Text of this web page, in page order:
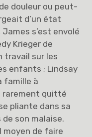
douleur ou peut-
d’un état
s’est envolé
Krieger de
travail sur les
enfants ; Lindsay
famille à
rarement quitté
pliante dans sa
son malaise.
moyen de faire